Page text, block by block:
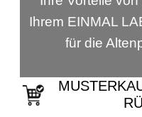
Ihrem EINMAL
für die